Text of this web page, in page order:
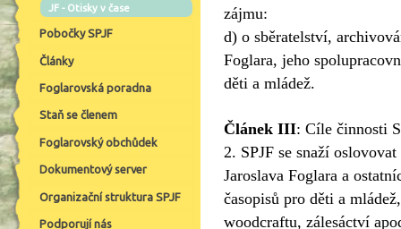
zájmu:
d) o sběratelství,
Foglara, jeho
děti a mládež.
Článek III: Cíle činnosti
2. SPJF se snaží
Jaroslava Foglara a
časopisů pro děti a
woodcraftu, zálesáctví
JF - Otisky v čase
Pobočky SPJF
Články
Foglarovská poradna
Staň se členem
Foglarovský obchůdek
Dokumentový server
Organizační struktura SPJF
Podporují nás